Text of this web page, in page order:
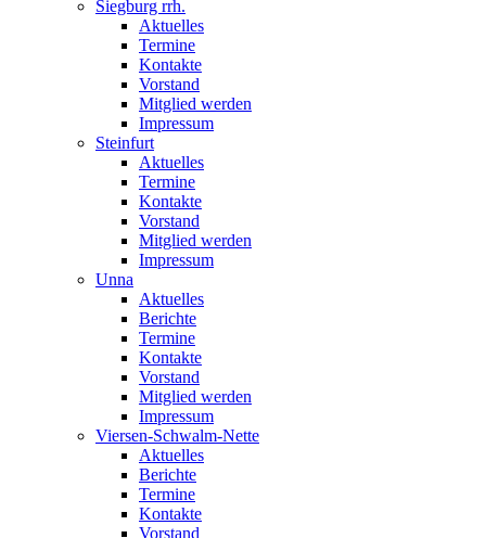
Siegburg rrh.
Aktuelles
Termine
Kontakte
Vorstand
Mitglied werden
Impressum
Steinfurt
Aktuelles
Termine
Kontakte
Vorstand
Mitglied werden
Impressum
Unna
Aktuelles
Berichte
Termine
Kontakte
Vorstand
Mitglied werden
Impressum
Viersen-Schwalm-Nette
Aktuelles
Berichte
Termine
Kontakte
Vorstand